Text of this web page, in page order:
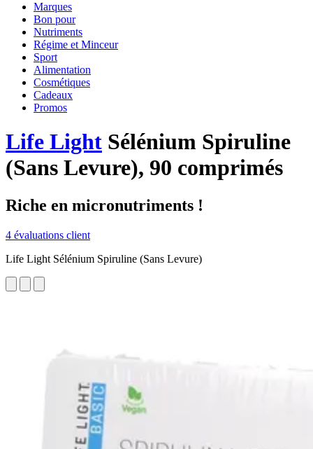
Marques
Bon pour
Nutriments
Régime et Minceur
Sport
Alimentation
Cosmétiques
Cadeaux
Promos
Life Light Sélénium Spiruline
(Sans Levure), 90 comprimés
Riche en micronutriments !
4 évaluations client
Life Light Sélénium Spiruline (Sans Levure)